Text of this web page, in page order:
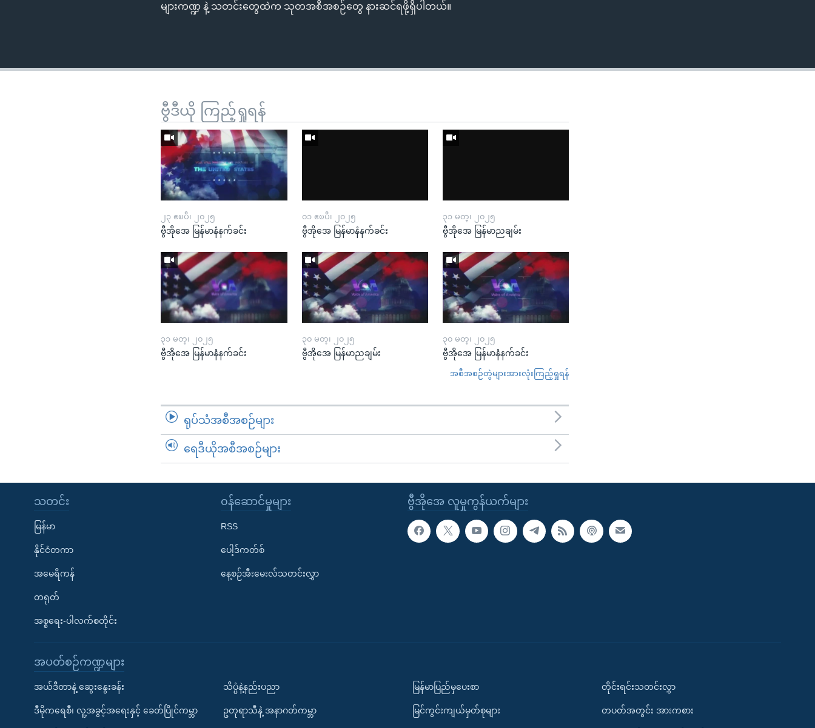
များကဏ္ဍ နဲ့ သတင်းတွေထဲက သုတအစီအစဉ်တွေ နားဆင်ရဖို့ရှိပါတယ်။
ဗွီဒီယို ကြည့်ရှုရန်
၂၃ ဧၿပီ၊ ၂၀၂၅
ဗွီအိုအေ မြန်မာနံနက်ခင်း
၀၁ ဧၿပီ၊ ၂၀၂၅
ဗွီအိုအေ မြန်မာနံနက်ခင်း
၃၁ မတ္၊ ၂၀၂၅
ဗွီအိုအေ မြန်မာညချမ်း
၃၁ မတ္၊ ၂၀၂၅
ဗွီအိုအေ မြန်မာနံနက်ခင်း
၃၀ မတ္၊ ၂၀၂၅
ဗွီအိုအေ မြန်မာညချမ်း
၃၀ မတ္၊ ၂၀၂၅
ဗွီအိုအေ မြန်မာနံနက်ခင်း
အစီအစဉ်တွဲများအားလုံးကြည့်ရှုရန်
ရုပ်သံအစီအစဉ်များ
ရေဒီယိုအစီအစဉ်များ
ဗွီအိုအေ လူမှုကွန်ယက်များ
သတင်း
မြန်မာ
နိုင်ငံတကာ
အမေရိကန်
တရုတ်
အစ္စရေး-ပါလက်စတိုင်း
၀န်ဆောင်မှုများ
RSS
ပေါ့ဒ်ကတ်စ်
နေ့စဉ်အီးမေးလ်သတင်းလွှာ
အပတ်စဉ်ကဏ္ဍများ
အယ်ဒီတာနဲ့ ဆွေးနွေးခန်း
ဒီမိုကရေစီ၊ လူ့အခွင့်အရေးနှင့် ခေတ်ပြိုင်ကမ္ဘာ
သိပ္ပံနဲ့နည်းပညာ
ဥတုရာသီနဲ့ အနာဂတ်ကမ္ဘာ
မြန်မာပြည်မှပေးစာ
မြင်ကွင်းကျယ်မှတ်စုများ
တိုင်းရင်းသတင်းလွှာ
တပတ်အတွင်း အားကစား